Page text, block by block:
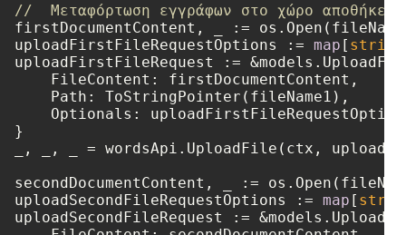
//  Μεταφόρτωση εγγράφων στο χώρο
firstDocumentContent, _ :=
uploadFirstFileRequestOptions := map [ string
uploadFirstFileRequest :=
    FileContent: firstDocumentContent,
    Path: ToStringPointer(fileName1),
Optionals:
}
_, _, _ = wordsApi.UploadFile(ctx,
secondDocumentContent, _ :=
uploadSecondFileRequestOptions := map [
uploadSecondFileRequest :=